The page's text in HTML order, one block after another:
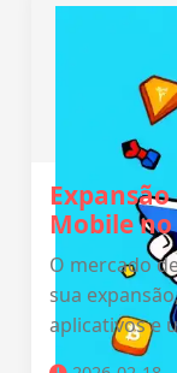
Mobile
O mercado
sua
aplicativos e